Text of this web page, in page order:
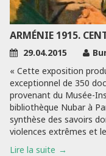
ARMÉNIE 1915.
29.04.2015
« Cette exposition
exceptionnel de 350
provenant du Musée-
bibliothèque Nubar à
synthèse des savoirs
violences extrêmes et
Lire la suite